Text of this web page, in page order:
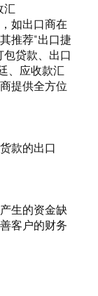
汇
如出口商在
推荐“出口捷
包贷款、出口
、应收款汇
提供全方位
款的出口
生的资金缺
客户的财务